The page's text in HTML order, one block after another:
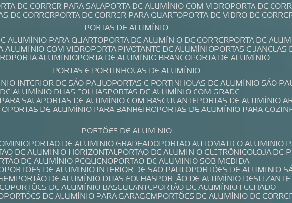
DE CORRER PARA SALA PORTA DE ALUMÍNIO COM VIDRO PORTA DE
DE CORRER PORTA DE CORRER PARA QUARTO PORTA DE VIDRO DE
PORTAS DE ALUMÍNIO
ALUMÍNIO PARA QUARTO PORTA DE ALUMÍNIO DE CORRER PORTA DE
ALUMÍNIO COM VIDRO PORTA PIVOTANTE DE ALUMÍNIO PORTAS E
PORTA ALUMÍNIO PORTA DE ALUMÍNIO BRANCO PORTA DE ALUMÍNIO
PORTAS E PORTINHOLAS DE ALUMÍNIO
INTERIOR DE SÃO PAULO PORTAS E PORTINHOLAS DE ALUMÍNIO SÃO
DE ALUMÍNIO DUAS FOLHAS PORTAS DE ALUMÍNIO COM GRADE
SALA PORTAS DE ALUMÍNIO COM BASCULANTE PORTAS DE ALUMÍNIO
PORTAS DE ALUMÍNIO PARA BANHEIRO PORTAS DE ALUMÍNIO PARA
PORTÕES DE ALUMÍNIO
PORTAO DE ALUMINIO GRADEADO PORTAO AUTOMATICO ALUMINIO
DE ALUMINIO HORIZONTAL PORTAO DE ALUMINIO ELETRÔNICO LOJA DE
DE ALUMÍNIO PEQUENO PORTAO DE ALUMINIO SOB MEDIDA
PORTÕES DE ALUMÍNIO INTERIOR DE SÃO PAULO PORTÕES DE ALUMÍNIO
PORTÃO DE ALUMÍNIO DUAS FOLHAS PORTÃO DE ALUMÍNIO DESLIZANTE
PORTÕES DE ALUMÍNIO BASCULANTE PORTÃO DE ALUMÍNIO FECHADO
PORTÕES DE ALUMÍNIO PARA GARAGEM PORTÕES DE ALUMÍNIO DE